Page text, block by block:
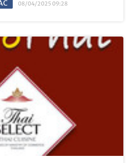
08/04/2025 09:28